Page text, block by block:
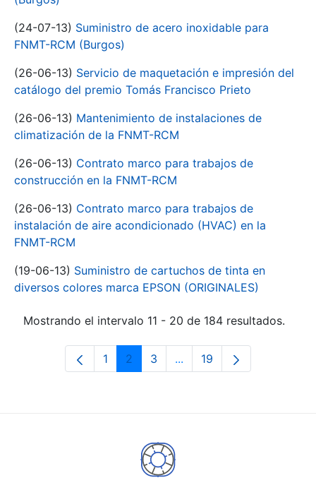
(24-07-13) Suministro de acero inoxidable para
FNMT-RCM (Burgos)
(26-06-13) Servicio de maquetación e impresión del
catálogo del premio Tomás Francisco Prieto
(26-06-13) Mantenimiento de instalaciones de
climatización de la FNMT-RCM
(26-06-13) Contrato marco para trabajos de
construcción en la FNMT-RCM
(26-06-13) Contrato marco para trabajos de
instalación de aire acondicionado (HVAC) en la
FNMT-RCM
(19-06-13) Suministro de cartuchos de tinta en
diversos colores marca EPSON (ORIGINALES)
Mostrando el intervalo 11 - 20 de 184 resultados.
Página
1 Página
2 Página
3 ...Páginas intermedias Use
Página
19